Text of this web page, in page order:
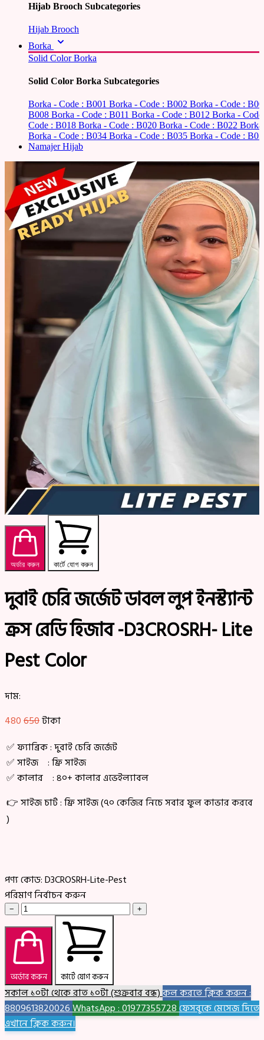
Hijab Brooch Subcategories
Hijab Brooch
Borka
Solid Color Borka
Solid Color Borka Subcategories
Borka - Code : B001 Borka - Code : B002 Borka - Code :
B008 Borka - Code : B011 Borka - Code : B012 Borka -
Code : B018 Borka - Code : B020 Borka - Code : B022
Borka - Code : B034 Borka - Code : B035 Borka - Code :
Namajer Hijab
অর্ডার করুন কার্টে যোগ করুন
দুবাই চেরি জর্জেট ডাবল লুপ ইনস্ট্যান্ট
ক্রস রেডি হিজাব -D3CROSRH- Lite
Pest Color
দাম:
480650টাকা
✅ ফ্যাব্রিক : দুবাই চেরি জর্জেট
✅ সাইজ : ফ্রি সাইজ
✅ কালার : ৪০+ কালার এভেইল্যাবল
👉 সাইজ চার্ট : ফ্রি সাইজ (৭০ কেজির নিচে সবার ফুল কাভার করবে
)
পণ্য কোড:D3CROSRH-Lite-Pest
পরিমাণ নির্বাচন করুন
− +
অর্ডার করুন কার্টে যোগ করুন
সকাল ১০টা থেকে রাত ১০টা (শুক্রবার বন্ধ)কল করতে ক্লিক করুন :
8809613820026WhatsApp : 01977355728ফেসবুকে মেসেজ দিতে
এখানে ক্লিক করুন।